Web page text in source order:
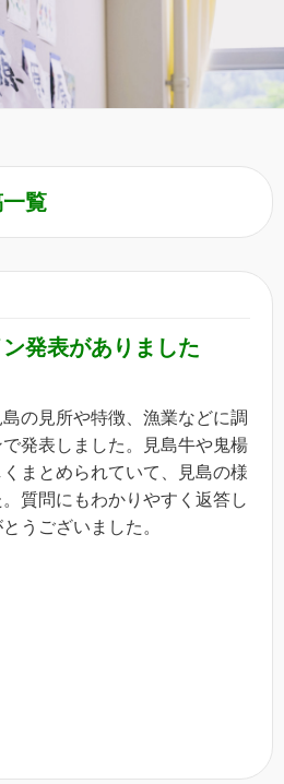
覧
発表がありました
の見所や特徴、漁業などに調
発表しました。見島牛や鬼楊
まとめられていて、見島の様
質問にもわかりやすく返答し
うございました。